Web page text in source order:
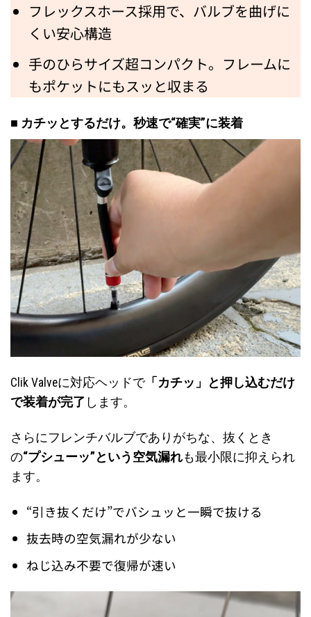
フレックスホース採用で、バルブを曲げに
くい安心構造
手のひらサイズ超コンパクト。フレームに
もポケットにもスッと収まる
■ カチッとするだけ。秒速で“確実”に装着
Clik Valveに対応ヘッドで「カチッ」と押し込むだけ
で装着が完了 します。
さらにフレンチバルブでありがちな、抜くとき
の“プシューッ”という空気漏れも最小限に抑えられ
ます。
“引き抜くだけ”でバシュッと一瞬で抜ける
抜去時の空気漏れが少ない
ねじ込み不要で復帰が速い